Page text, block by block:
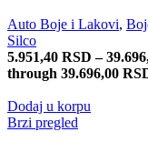
Auto Boje i Lakovi,
Silco
5.951,40 RSD –
through 39.696,00
Dodaj u korpu
Brzi pregled